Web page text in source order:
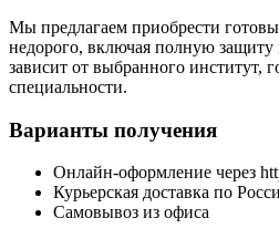
Мы предлагаем приобрести
недорого, включая полную
зависит от выбранного институт,
специальности.
Варианты получения
Онлайн-оформление через
Курьерская доставка по
Самовывоз из офиса